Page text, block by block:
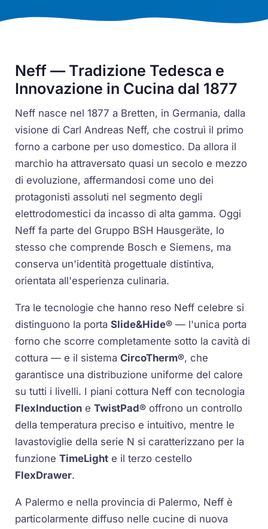
Neff — Tradizione Tedesca e
Innovazione in Cucina dal 1877
Neff nasce nel 1877 a Bretten, in Germania, dalla
visione di Carl Andreas Neff, che costruì il primo
forno a carbone per uso domestico. Da allora il
marchio ha attraversato quasi un secolo e mezzo
di evoluzione, affermandosi come uno dei
protagonisti assoluti nel segmento degli
elettrodomestici da incasso di alta gamma. Oggi
Neff fa parte del Gruppo BSH Hausgeräte, lo
stesso che comprende Bosch e Siemens, ma
conserva un'identità progettuale distintiva,
orientata all'esperienza culinaria.
Tra le tecnologie che hanno reso Neff celebre si
distinguono la portaSlide&Hide® — l'unica porta
forno che scorre completamente sotto la cavità di
cottura — e il sistemaCircoTherm®, che
garantisce una distribuzione uniforme del calore
su tutti i livelli. I piani cottura Neff con tecnologia
FlexInduction eTwistPad® offrono un controllo
della temperatura preciso e intuitivo, mentre le
lavastoviglie della serie N si caratterizzano per la
funzioneTimeLight e il terzo cestello
FlexDrawer.
A Palermo e nella provincia di Palermo, Neff è
particolarmente diffuso nelle cucine di nuova